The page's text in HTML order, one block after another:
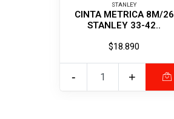
STANLEY
CINTA METRICA 8M/26
STANLEY 33-42..
$18.890
+
-